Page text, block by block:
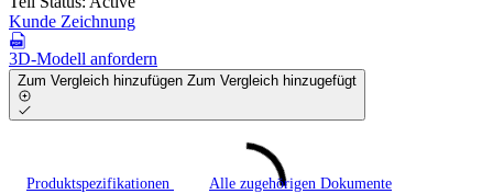
Kunde Zeichnung
3D-Modell anfordern
Zum Vergleich hinzufügen Zum Vergleich hinzugefügt
Produktspezifikationen
Alle zugehörigen Dokumente